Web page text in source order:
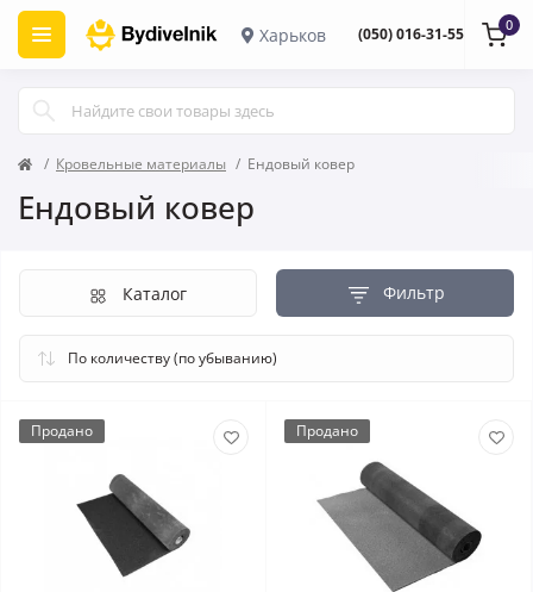
Харьков (050) 016-31-55 0
Кровельные материалы Ендовый ковер
Ендовый ковер
Фильтр
Каталог
Продано Продано